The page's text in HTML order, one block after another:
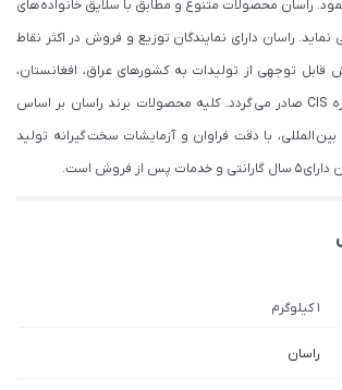
راسان محصولات متنوع و مطابق با سلایق خانواده های
راسان دارای نمایندگان توزیع و فروش در اکثر نقاط
قابل توجهی از تولیدات به کشورهای عراق، افغانستان،
حوزه خلیج فارس و حوزه CIS صادر می گردد. کلیه محصولات برند راسان بر اساس
بین المللی، با دقت فراوان و آزمایشات سخت گیرانه تولید
از فروش است.
1 کیلوگرم
راسان